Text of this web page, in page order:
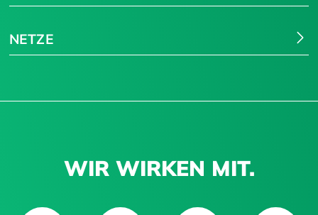
NETZE
WIR WIRKEN MIT.